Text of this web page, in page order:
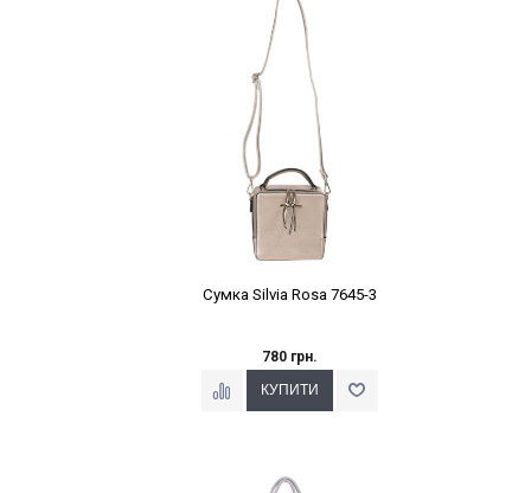
Сумка Silvia Rosa 7645-3
780 грн.